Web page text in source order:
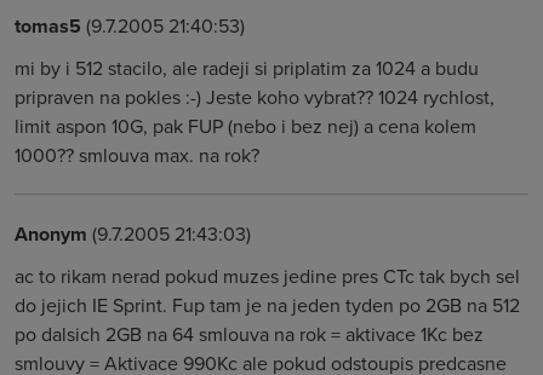
tomas5 (9.7.2005 21:40:53)
mi by i 512 stacilo, ale radeji si priplatim za 1024 a budu
pripraven na pokles :-) Jeste koho vybrat?? 1024 rychlost,
limit aspon 10G, pak FUP (nebo i bez nej) a cena kolem
1000?? smlouva max. na rok?
Anonym (9.7.2005 21:43:03)
ac to rikam nerad pokud muzes jedine pres CTc tak bych sel
do jejich IE Sprint. Fup tam je na jeden tyden po 2GB na 512
po dalsich 2GB na 64 smlouva na rok = aktivace 1Kc bez
smlouvy = Aktivace 990Kc ale pokud odstoupis predcasne